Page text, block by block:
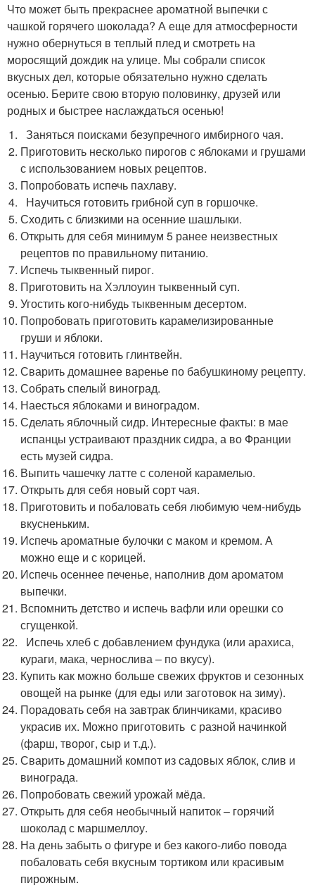
Что может быть прекраснее ароматной выпечки с
чашкой горячего шоколада? А еще для атмосферности
нужно обернуться в теплый плед и смотреть на
моросящий дождик на улице. Мы собрали список
вкусных дел, которые обязательно нужно сделать
осенью. Берите свою вторую половинку, друзей или
родных и быстрее наслаждаться осенью!
Заняться поисками безупречного имбирного чая.
Приготовить несколько пирогов с яблоками и грушами
с использованием новых рецептов.
Попробовать испечь пахлаву.
Научиться готовить грибной суп в горшочке.
Сходить с близкими на осенние шашлыки.
Открыть для себя минимум 5 ранее неизвестных
рецептов по правильному питанию.
Испечь тыквенный пирог.
Приготовить на Хэллоуин тыквенный суп.
Угостить кого-нибудь тыквенным десертом.
Попробовать приготовить карамелизированные
груши и яблоки.
Научиться готовить глинтвейн.
Сварить домашнее варенье по бабушкиному рецепту.
Собрать спелый виноград.
Наесться яблоками и виноградом.
Сделать яблочный сидр. Интересные факты: в мае
испанцы устраивают праздник сидра, а во Франции
есть музей сидра.
Выпить чашечку латте с соленой карамелью.
Открыть для себя новый сорт чая.
Приготовить и побаловать себя любимую чем-нибудь
вкусненьким.
Испечь ароматные булочки с маком и кремом. А
можно еще и с корицей.
Испечь осеннее печенье, наполнив дом ароматом
выпечки.
Вспомнить детство и испечь вафли или орешки со
сгущенкой.
Испечь хлеб с добавлением фундука (или арахиса,
кураги, мака, чернослива – по вкусу).
Купить как можно больше свежих фруктов и сезонных
овощей на рынке (для еды или заготовок на зиму).
Порадовать себя на завтрак блинчиками, красиво
украсив их. Можно приготовить с разной начинкой
(фарш, творог, сыр и т.д.).
Сварить домашний компот из садовых яблок, слив и
винограда.
Попробовать свежий урожай мёда.
Открыть для себя необычный напиток – горячий
шоколад с маршмеллоу.
На день забыть о фигуре и без какого-либо повода
побаловать себя вкусным тортиком или красивым
пирожным.